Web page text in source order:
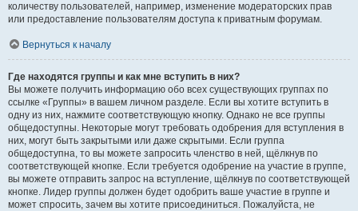
количеству пользователей, например, изменение модераторских прав
или предоставление пользователям доступа к приватным форумам.
Вернуться к началу
Где находятся группы и как мне вступить в них?
Вы можете получить информацию обо всех существующих группах по
ссылке «Группы» в вашем личном разделе. Если вы хотите вступить в
одну из них, нажмите соответствующую кнопку. Однако не все группы
общедоступны. Некоторые могут требовать одобрения для вступления в
них, могут быть закрытыми или даже скрытыми. Если группа
общедоступна, то вы можете запросить членство в ней, щёлкнув по
соответствующей кнопке. Если требуется одобрение на участие в группе,
вы можете отправить запрос на вступление, щёлкнув по соответствующей
кнопке. Лидер группы должен будет одобрить ваше участие в группе и
может спросить, зачем вы хотите присоединиться. Пожалуйста, не